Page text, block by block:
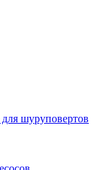
шуруповертов